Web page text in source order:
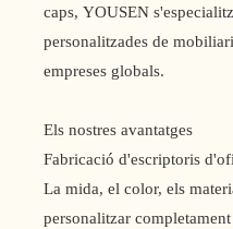
caps, YOUSEN
personalitzades de
empreses globals.
Els nostres avantatges
Fabricació d'escriptoris
La mida, el color, els
personalitzar